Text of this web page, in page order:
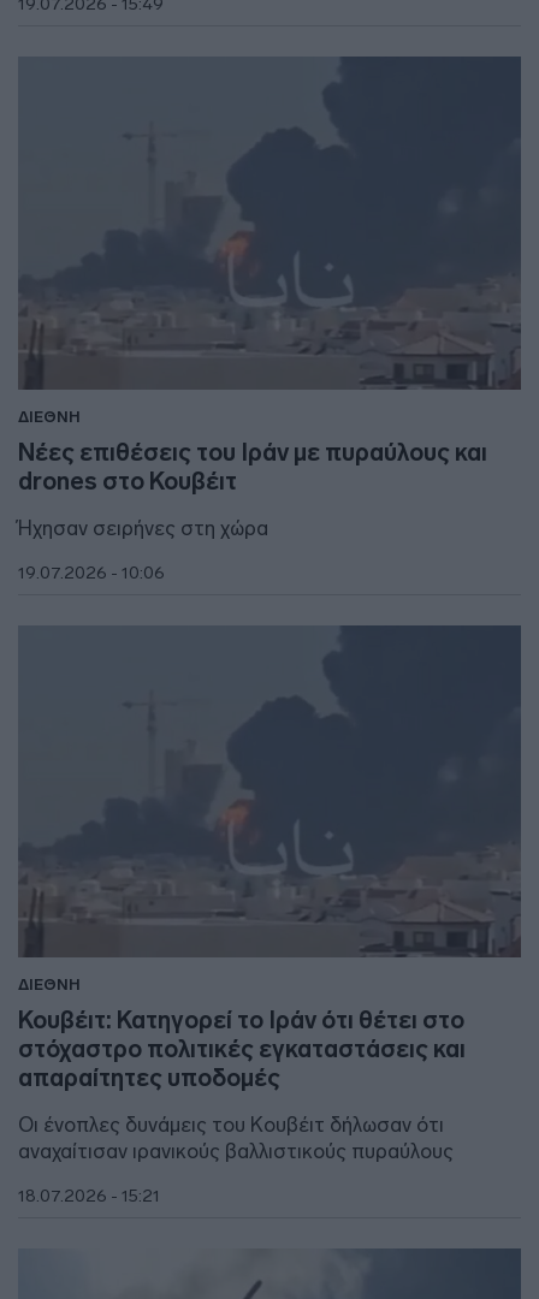
ΔΙΕΘΝΗ
Νέες επιθέσεις του Ιράν με πυραύλους και
drones στο Κουβέιτ
Ήχησαν σειρήνες στη χώρα
19.07.2026 - 10:06
ΔΙΕΘΝΗ
Κουβέιτ: Κατηγορεί το Ιράν ότι θέτει στο
στόχαστρο πολιτικές εγκαταστάσεις και
απαραίτητες υποδομές
Οι ένοπλες δυνάμεις του Κουβέιτ δήλωσαν ότι
αναχαίτισαν ιρανικούς βαλλιστικούς πυραύλους
18.07.2026 - 15:21